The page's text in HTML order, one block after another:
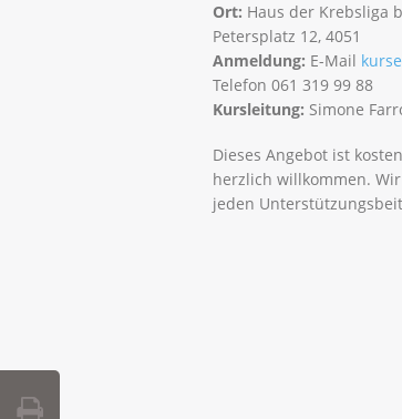
Ort: Haus der Krebsliga
Petersplatz 12, 4051
Anmeldung: E-Mail
Telefon 061 319 99 88
Kursleitung: Simone
Dieses Angebot ist
herzlich willkommen.
jeden